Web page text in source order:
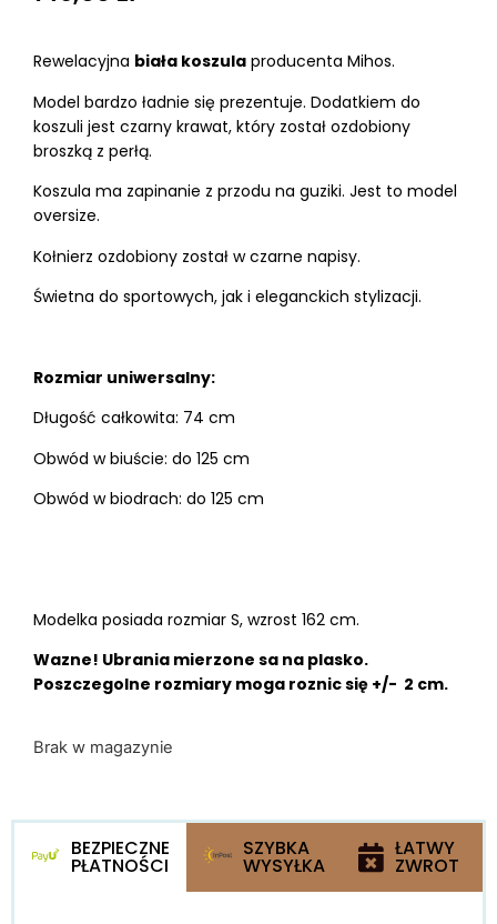
Rewelacyjna biała koszula producenta Mihos.
Model bardzo ładnie się prezentuje. Dodatkiem do
koszuli jest czarny krawat, który został ozdobiony
broszką z perłą.
Koszula ma zapinanie z przodu na guziki. Jest to model
oversize.
Kołnierz ozdobiony został w czarne napisy.
Świetna do sportowych, jak i eleganckich stylizacji.
Rozmiar uniwersalny:
Długość całkowita: 74 cm
Obwód w biuście: do 125 cm
Obwód w biodrach: do 125 cm
Modelka posiada rozmiar S, wzrost 162 cm.
Wazne! Ubrania mierzone sa na plasko.
Poszczegolne rozmiary moga roznic się +/- 2 cm.
Brak w magazynie
BEZPIECZNE
PŁATNOŚCI
SZYBKA
WYSYŁKA
ŁATWY
ZWROT